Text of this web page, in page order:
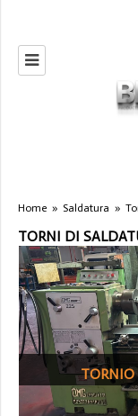
Home » Saldatura »
TORNI DI
TORNIO